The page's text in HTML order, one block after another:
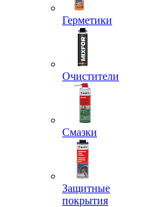
Герметики
Очистители
Смазки
Защитные
покрытия